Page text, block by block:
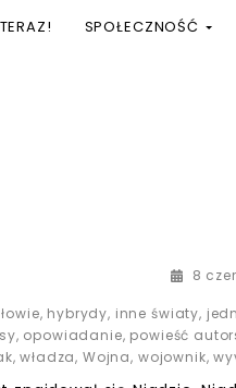
SPOŁECZNOŚĆ
8
, hybrydy, inne światy,
, opowiadanie, powieść
,władza, Wojna, wojownik,